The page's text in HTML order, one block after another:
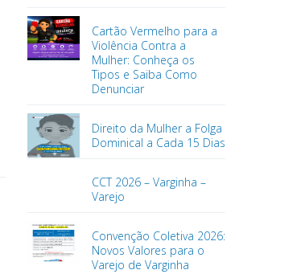
Cartão Vermelho para a
Violência Contra a
Mulher: Conheça os
Tipos e Saiba Como
Denunciar
Direito da Mulher a Folga
Dominical a Cada 15 Dias
CCT 2026 – Varginha –
Varejo
Convenção Coletiva 2026:
Novos Valores para o
Varejo de Varginha